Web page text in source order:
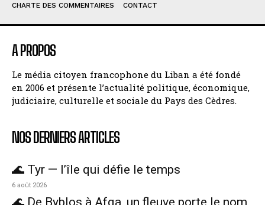
CHARTE DES COMMENTAIRES
CONTACT
A PROPOS
Le média citoyen francophone du Liban a été fondé
en 2006 et présente l’actualité politique, économique,
judiciaire, culturelle et sociale du Pays des Cèdres.
NOS DERNIERS ARTICLES
🌊 Tyr — l’île qui défie le temps
6 août 2026
🌊 De Byblos à Afqa, un fleuve porte le nom